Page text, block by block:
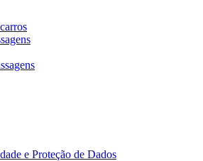
e Proteção de Dados